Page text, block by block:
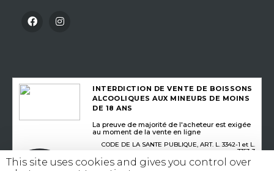
INTERDICTION DE VENTE DE BOISSONS
ALCOOLIQUES AUX MINEURS DE MOINS
DE 18 ANS
La preuve de majorité de l'acheteur est exigée
au moment de la vente en ligne
CODE DE LA SANTE PUBLIQUE, ART. L. 3342-1 et L.
3353-3
This site uses cookies and gives you control over